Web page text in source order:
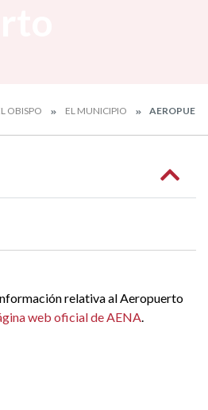
OBISPO EL MUNICIPIO
relativa al Aeropuerto
web oficial de AENA